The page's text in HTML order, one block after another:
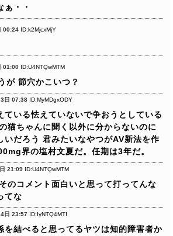
ぁ・・
00:24 ID:k2MjcxMjY
01:00 ID:U4NTQwMTM
が 節穴かこいつ？
日 07:38 ID:MyMDgxODY
ている怯えていないで争おうとしている
猫ちゃんに聞く以外に分からないのに
いだろう 君みたいなやつがAV新法を作
界の塩村文夏だ。任期は3年だ。
21:09 ID:U4NTQwMTM
そのコメント面白いと思って打ってんな
てな
日 23:57 ID:IyNTQ4MTI
を結べると思ってるヤツは知的障害者か